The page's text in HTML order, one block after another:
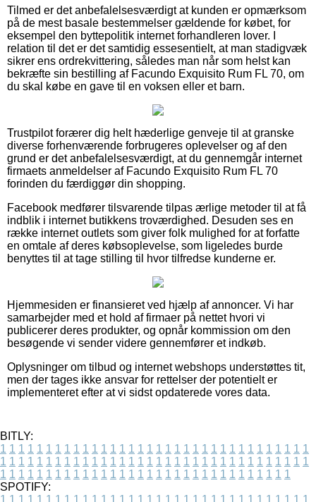
Tilmed er det anbefalelsesværdigt at kunden er opmærksom
på de mest basale bestemmelser gældende for købet, for
eksempel den byttepolitik internet forhandleren lover. I
relation til det er det samtidig essesentielt, at man stadigvæk
sikrer ens ordrekvittering, således man når som helst kan
bekræfte sin bestilling af Facundo Exquisito Rum FL 70, om
du skal købe en gave til en voksen eller et barn.
Trustpilot forærer dig helt hæderlige genveje til at granske
diverse forhenværende forbrugeres oplevelser og af den
grund er det anbefalelsesværdigt, at du gennemgår internet
firmaets anmeldelser af Facundo Exquisito Rum FL 70
forinden du færdiggør din shopping.
Facebook medfører tilsvarende tilpas ærlige metoder til at få
indblik i internet butikkens troværdighed. Desuden ses en
række internet outlets som giver folk mulighed for at forfatte
en omtale af deres købsoplevelse, som ligeledes burde
benyttes til at tage stilling til hvor tilfredse kunderne er.
Hjemmesiden er finansieret ved hjælp af annoncer. Vi har
samarbejder med et hold af firmaer på nettet hvori vi
publicerer deres produkter, og opnår kommission om den
besøgende vi sender videre gennemfører et indkøb.
Oplysninger om tilbud og internet webshops understøttes tit,
men der tages ikke ansvar for rettelser der potentielt er
implementeret efter at vi sidst opdaterede vores data.
BITLY:
1 1 1 1 1 1 1 1 1 1 1 1 1 1 1 1 1 1 1 1 1 1 1 1 1 1 1 1 1 1 1 1 1 1
1 1 1 1 1 1 1 1 1 1 1 1 1 1 1 1 1 1 1 1 1 1 1 1 1 1 1 1 1 1 1 1 1 1
1 1 1 1 1 1 1 1 1 1 1 1 1 1 1 1 1 1 1 1 1 1 1 1 1 1 1 1 1 1 1 1
SPOTIFY:
1 1 1 1 1 1 1 1 1 1 1 1 1 1 1 1 1 1 1 1 1 1 1 1 1 1 1 1 1 1 1 1 1 1